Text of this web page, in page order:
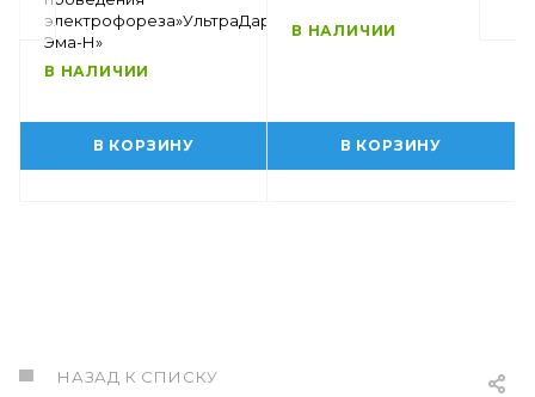
электрофореза»УльтраДар-
Эма-Н»
В НАЛИЧИИ
В КОРЗИНУ
В НАЛИЧИИ
В КОРЗИНУ
НАЗАД К СПИСКУ